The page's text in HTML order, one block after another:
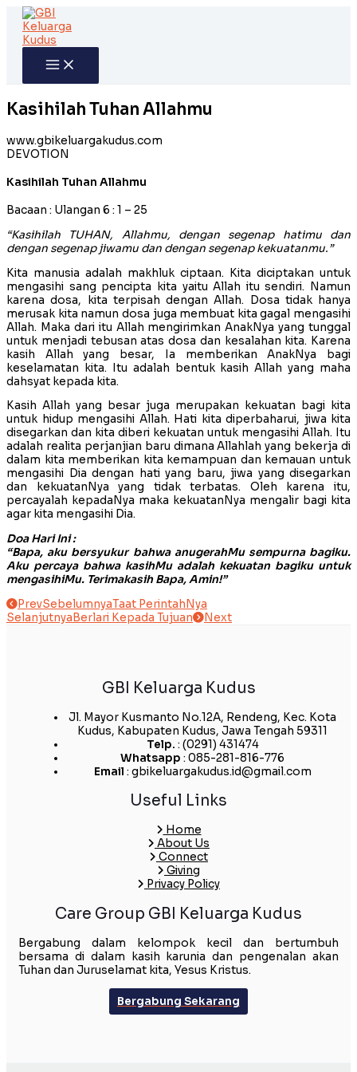
Skip
content
Kasihilah Tuhan Allahmu
www.gbikeluargakudus.com
DEVOTION
Kasihilah Tuhan Allahmu
Bacaan : Ulangan 6 : 1 – 25
“Kasihilah TUHAN, Allahmu, dengan segenap hatimu dan
dengan segenap jiwamu dan dengan segenap kekuatanmu.”
Kita manusia adalah makhluk ciptaan. Kita diciptakan untuk
mengasihi sang pencipta kita yaitu Allah itu sendiri. Namun
karena dosa, kita terpisah dengan Allah. Dosa tidak hanya
merusak kita namun dosa juga membuat kita gagal mengasihi
Allah. Maka dari itu Allah mengirimkan AnakNya yang tunggal
untuk menjadi tebusan atas dosa dan kesalahan kita. Karena
kasih Allah yang besar, Ia memberikan AnakNya bagi
keselamatan kita. Itu adalah bentuk kasih Allah yang maha
dahsyat kepada kita.
Kasih Allah yang besar juga merupakan kekuatan bagi kita
untuk hidup mengasihi Allah. Hati kita diperbaharui, jiwa kita
disegarkan dan kita diberi kekuatan untuk mengasihi Allah. Itu
adalah realita perjanjian baru dimana Allahlah yang bekerja di
dalam kita memberikan kita kemampuan dan kemauan untuk
mengasihi Dia dengan hati yang baru, jiwa yang disegarkan
dan kekuatanNya yang tidak terbatas. Oleh karena itu,
percayalah kepadaNya maka kekuatanNya mengalir bagi kita
agar kita mengasihi Dia.
Doa Hari Ini :
“Bapa, aku bersyukur bahwa anugerahMu sempurna bagiku.
Aku percaya bahwa kasihMu adalah kekuatan bagiku untuk
mengasihiMu. Terimakasih Bapa, Amin!”
PrevSebelumnyaTaat PerintahNya
Selanjutnya Berlari Kepada Tujuan Next
GBI Keluarga Kudus
Jl. Mayor Kusmanto No.12A, Rendeng, Kec. Kota
Kudus, Kabupaten Kudus, Jawa Tengah 59311
Telp. : (0291) 431474
Whatsapp : 085-281-816-776
Email : gbikeluargakudus.id@gmail.com
Useful Links
Home
About Us
Connect
Giving
Privacy Policy
Care Group GBI Keluarga Kudus
Bergabung dalam kelompok kecil dan bertumbuh
bersama di dalam kasih karunia dan pengenalan akan
Tuhan dan Juruselamat kita, Yesus Kristus.
Bergabung Sekarang